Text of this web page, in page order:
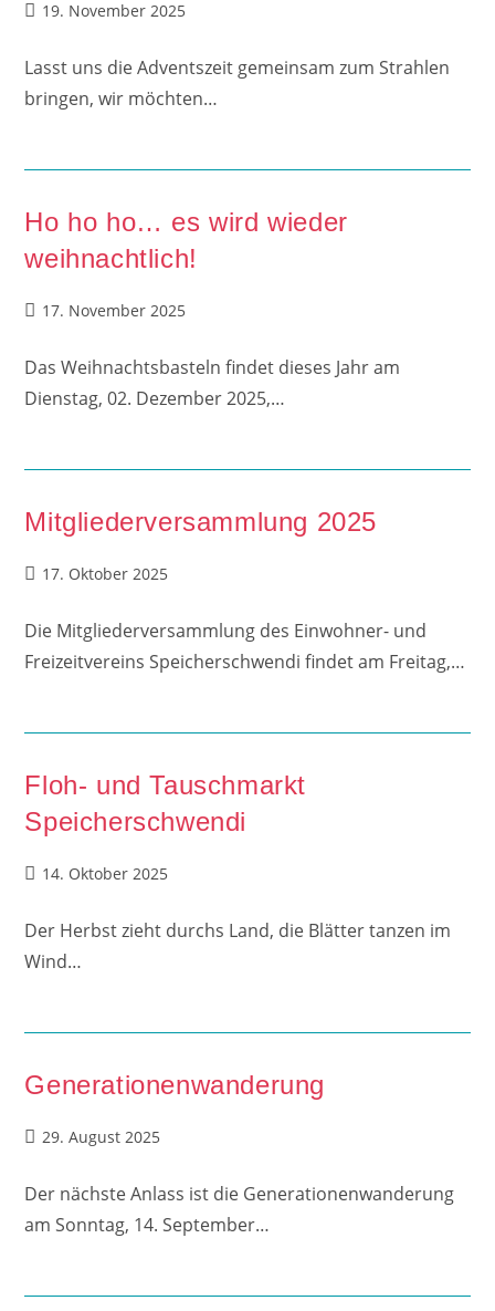
Beitrag
19. November 2025
Lasst uns die Adventszeit gemeinsam zum Strahlen
bringen, wir möchten…
Ho ho ho… es wird wieder
weihnachtlich!
Beitrag
17. November 2025
Das Weihnachtsbasteln findet dieses Jahr am
Dienstag, 02. Dezember 2025,…
Mitgliederversammlung 2025
Beitrag
17. Oktober 2025
Die Mitgliederversammlung des Einwohner- und
Freizeitvereins Speicherschwendi findet am Freitag,…
Floh- und Tauschmarkt
Speicherschwendi
Beitrag
14. Oktober 2025
Der Herbst zieht durchs Land, die Blätter tanzen im
Wind…
Generationenwanderung
Beitrag
29. August 2025
Der nächste Anlass ist die Generationenwanderung
am Sonntag, 14. September…